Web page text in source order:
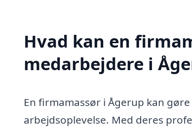
Hvad kan en
medarbejdere i
En firmamassør i Ågerup kan
arbejdsoplevelse. Med deres